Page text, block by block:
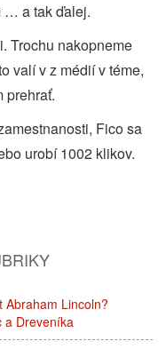
… a tak ďalej.
Trochu nakopneme
valí v z médií v téme,
prehrať.
Fico sa
urobí 1002 klikov.
Abraham Lincoln?
a Dreveníka